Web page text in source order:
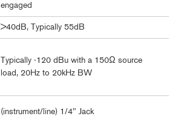
engaged
>40dB, Typically 55dB
Typically -120 dBu with a 150Ω source
load, 20Hz to 20kHz BW
(instrument/line) 1/4" Jack